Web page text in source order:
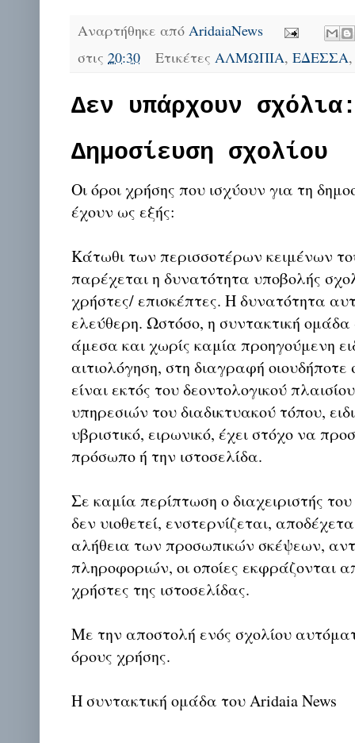
Αναρτήθηκε από AridaiaNews
στις 20:30 ΕτικέτεςΑΛΜΩΠΙΑ,ΕΔΕΣΣΑ
Δεν υπάρχουν
Δημοσίευση σχολίου
Οι όροι χρήσης που ισχύουν για τη
έχουν ως εξής:
Κάτωθι των περισσοτέρων κειμένων
παρέχεται η δυνατότητα υποβολής
χρήστες/ επισκέπτες. Η δυνατότητα
ελεύθερη. Ωστόσο, η συντακτική
άμεσα και χωρίς καμία προηγούμενη
αιτιολόγηση, στη διαγραφή οιουδήποτε
είναι εκτός του δεοντολογικού
υπηρεσιών του διαδικτυακού τόπου,
υβριστικό, ειρωνικό, έχει στόχο να
πρόσωπο ή την ιστοσελίδα.
Σε καμία περίπτωση ο διαχειριστής
δεν υιοθετεί, ενστερνίζεται,
αλήθεια των προσωπικών σκέψεων,
πληροφοριών, οι οποίες εκφράζονται
χρήστες της ιστοσελίδας.
Με την αποστολή ενός σχολίου
όρους χρήσης.
Η συντακτική ομάδα του Aridaia News